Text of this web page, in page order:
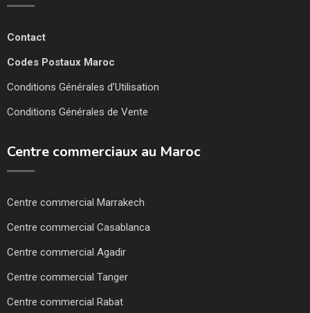
Contact
Codes Postaux Maroc
Conditions Générales d’Utilisation
Conditions Générales de Vente
Centre commerciaux au Maroc
Centre commercial Marrakech
Centre commercial Casablanca
Centre commercial Agadir
Centre commercial Tanger
Centre commercial Rabat